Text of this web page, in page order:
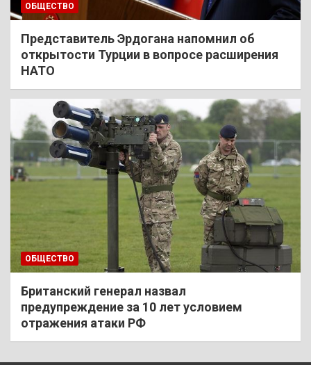
ОБЩЕСТВО
Представитель Эрдогана напомнил об
открытости Турции в вопросе расширения
НАТО
ОБЩЕСТВО
Британский генерал назвал
предупреждение за 10 лет условием
отражения атаки РФ